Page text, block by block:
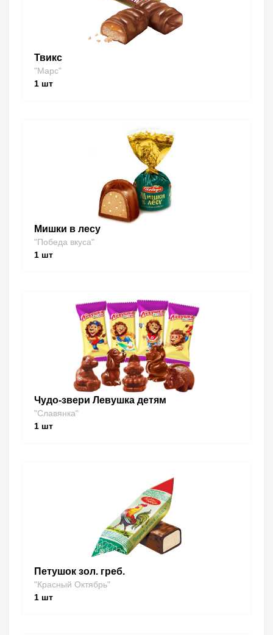
Твикс
"Марс"
1 шт
Мишки в лесу
"Победа вкуса"
1 шт
Чудо-звери Левушка детям
"Славянка"
1 шт
Петушок зол. греб.
"Красный Октябрь"
1 шт